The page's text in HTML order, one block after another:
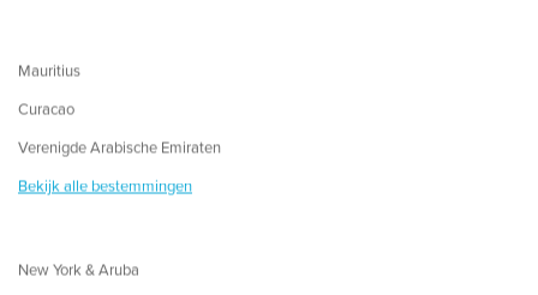
Mauritius
Curacao
Verenigde Arabische Emiraten
Bekijk alle bestemmingen
New York & Aruba